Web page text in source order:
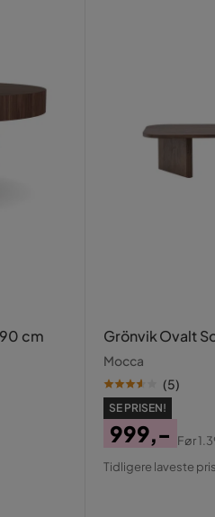
cm Grönvik Ovalt
Mocca
(5)
SE PRISEN!
Pris
999,-
Original
Før
Tidligere laveste